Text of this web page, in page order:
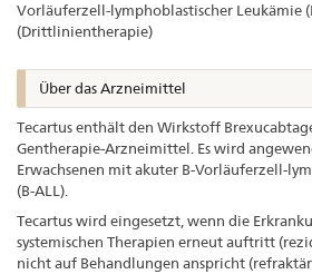
Vorläuferzell-lymphoblastischer Leukämie
(Drittlinientherapie)
Über das Arzneimittel
Tecartus enthält den Wirkstoff
Gentherapie-Arzneimittel. Es wird
Erwachsenen mit akuter B-Vorläuferzell-
(B-ALL).
Tecartus wird eingesetzt, wenn die
systemischen Therapien erneut auftritt
nicht auf Behandlungen anspricht